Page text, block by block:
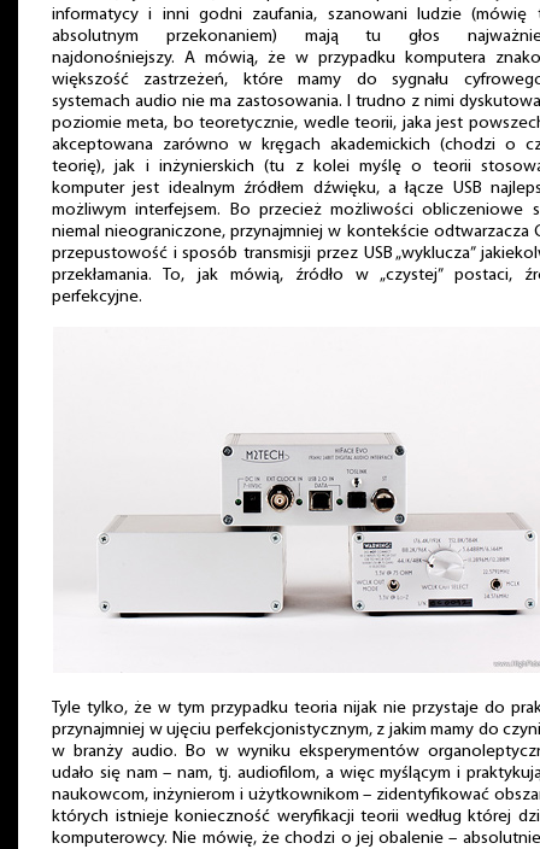
informatycy i inni godni zaufania, szanowani ludzie
absolutnym przekonaniem) mają tu głos
najdonośniejszy. A mówią, że w przypadku komputera
większość zastrzeżeń, które mamy do sygnału
systemach audio nie ma zastosowania. I trudno z nimi
poziomie meta, bo teoretycznie, wedle teorii, jaka jest
akceptowana zarówno w kręgach akademickich (chodzi o
teorię), jak i inżynierskich (tu z kolei myślę o teorii
komputer jest idealnym źródłem dźwięku, a łącze USB
możliwym interfejsem. Bo przecież możliwości obliczeniowe
niemal nieograniczone, przynajmniej w kontekście odtwarzacza
przepustowość i sposób transmisji przez USB „wyklucza”
przekłamania. To, jak mówią, źródło w „czystej” postaci,
perfekcyjne.
Tyle tylko, że w tym przypadku teoria nijak nie przystaje do
przynajmniej w ujęciu perfekcjonistycznym, z jakim mamy do
w branży audio. Bo w wyniku eksperymentów
udało się nam – nam, tj. audiofilom, a więc myślącym i
naukowcom, inżynierom i użytkownikom – zidentyfikować
których istnieje konieczność weryfikacji teorii według której
komputerowcy. Nie mówię, że chodzi o jej obalenie –